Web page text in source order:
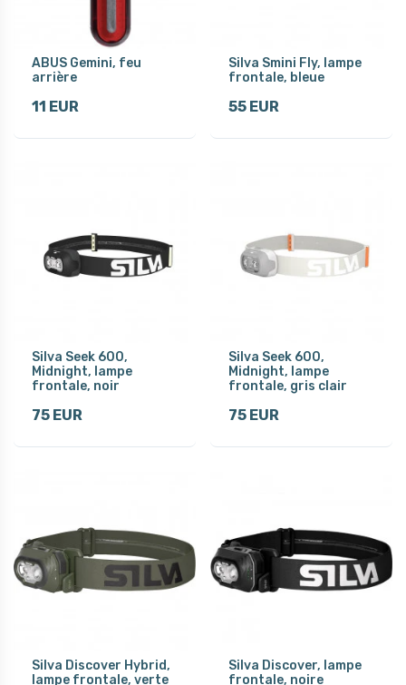
ABUS Gemini, feu
arrière
11 EUR
Silva Smini Fly, lampe
frontale, bleue
55 EUR
Silva Seek 600,
Midnight, lampe
frontale, noir
75 EUR
Silva Seek 600,
Midnight, lampe
frontale, gris clair
75 EUR
Silva Discover Hybrid,
lampe frontale, verte
Silva Discover, lampe
frontale, noire